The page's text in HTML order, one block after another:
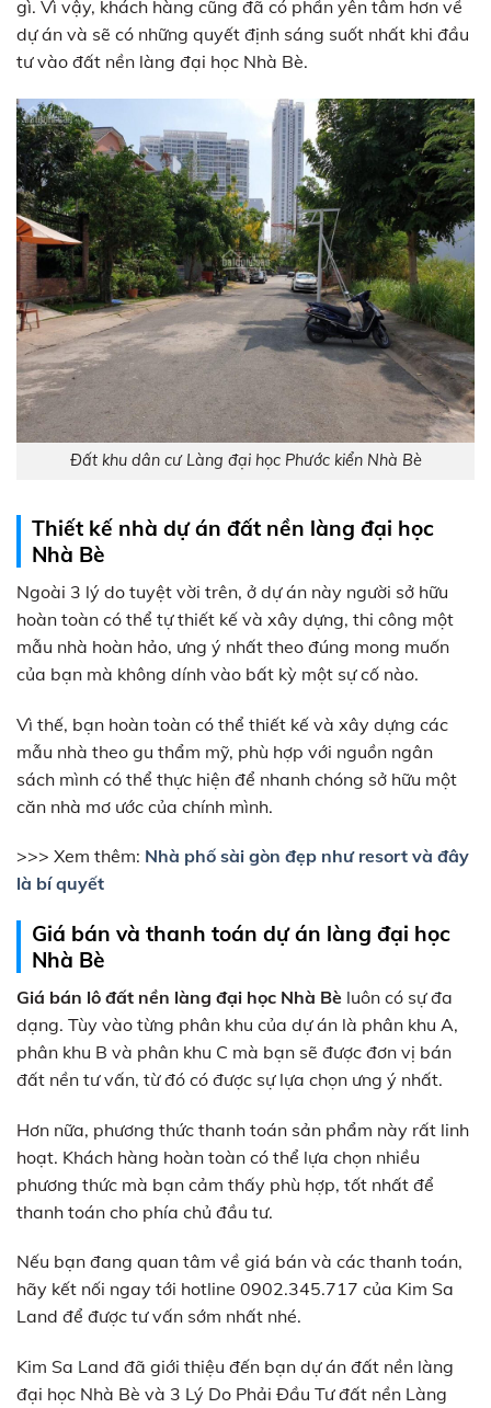
gì. Vì vậy, khách hàng cũng đã có phần yên tâm hơn về
dự án và sẽ có những quyết định sáng suốt nhất khi đầu
tư vào đất nền làng đại học Nhà Bè.
Đất khu dân cư Làng đại học Phước kiển Nhà Bè
Thiết kế nhà dự án đất nền làng đại học
Nhà Bè
Ngoài 3 lý do tuyệt vời trên, ở dự án này người sở hữu
hoàn toàn có thể tự thiết kế và xây dựng, thi công một
mẫu nhà hoàn hảo, ưng ý nhất theo đúng mong muốn
của bạn mà không dính vào bất kỳ một sự cố nào.
Vì thế, bạn hoàn toàn có thể thiết kế và xây dựng các
mẫu nhà theo gu thẩm mỹ, phù hợp với nguồn ngân
sách mình có thể thực hiện để nhanh chóng sở hữu một
căn nhà mơ ước của chính mình.
>>> Xem thêm: Nhà phố sài gòn đẹp như resort và đây
là bí quyết
Giá bán và thanh toán dự án làng đại học
Nhà Bè
Giá bán lô đất nền làng đại học Nhà Bè luôn có sự đa
dạng. Tùy vào từng phân khu của dự án là phân khu A,
phân khu B và phân khu C mà bạn sẽ được đơn vị bán
đất nền tư vấn, từ đó có được sự lựa chọn ưng ý nhất.
Hơn nữa, phương thức thanh toán sản phẩm này rất linh
hoạt. Khách hàng hoàn toàn có thể lựa chọn nhiều
phương thức mà bạn cảm thấy phù hợp, tốt nhất để
thanh toán cho phía chủ đầu tư.
Nếu bạn đang quan tâm về giá bán và các thanh toán,
hãy kết nối ngay tới hotline 0902.345.717 của Kim Sa
Land để được tư vấn sớm nhất nhé.
Kim Sa Land đã giới thiệu đến bạn dự án đất nền làng
đại học Nhà Bè và 3 Lý Do Phải Đầu Tư đất nền Làng